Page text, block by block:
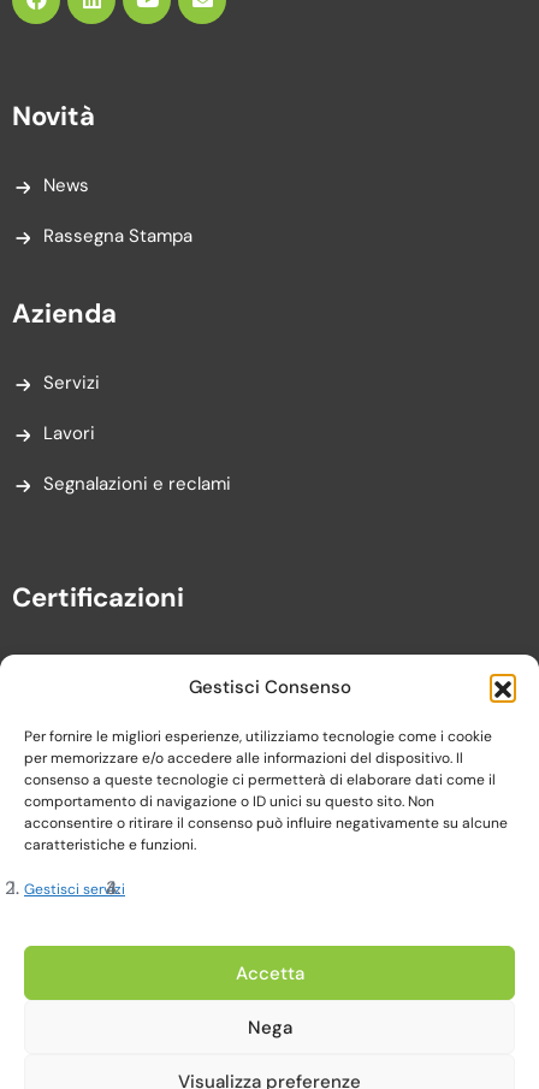
Gestisci Consenso
Per fornire le migliori esperienze, utilizziamo tecnologie come i cookie
per memorizzare e/o accedere alle informazioni del dispositivo. Il
consenso a queste tecnologie ci permetterà di elaborare dati come il
comportamento di navigazione o ID unici su questo sito. Non
acconsentire o ritirare il consenso può influire negativamente su alcune
caratteristiche e funzioni.
Gestisci servizi
Accetta
Nega
Visualizza preferenze
Novità
News
Rassegna Stampa
Azienda
Servizi
Lavori
Segnalazioni e reclami
Certificazioni
Copyright 2023, Cardine srl. All Rights Reserved
Cookie Policy |